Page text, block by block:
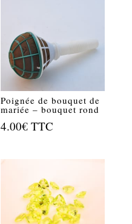
Poignée de bouquet de
mariée – bouquet rond
4.00€ TTC